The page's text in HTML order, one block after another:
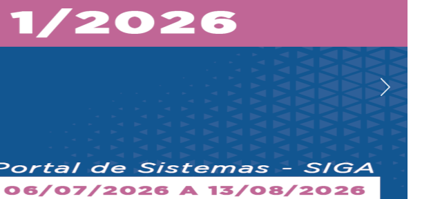
Next